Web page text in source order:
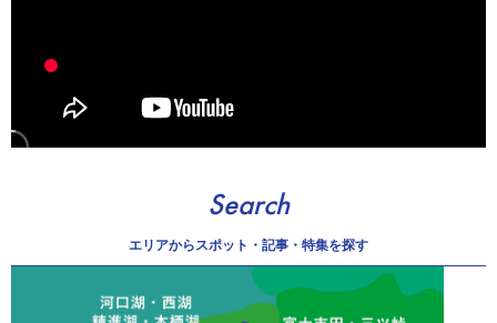
Search
エリアからスポット・記事・特集を探す